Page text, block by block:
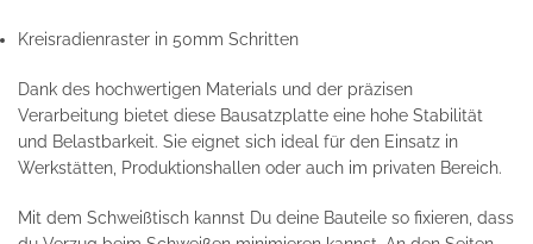
Kreisradienraster in 50mm Schritten
Dank des hochwertigen Materials und der präzisen
Verarbeitung bietet diese Bausatzplatte eine hohe Stabilität
und Belastbarkeit. Sie eignet sich ideal für den Einsatz in
Werkstätten, Produktionshallen oder auch im privaten Bereich.
Mit dem Schweißtisch kannst Du deine Bauteile so fixieren, dass